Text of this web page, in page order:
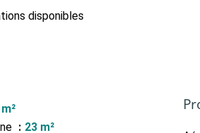
disponibles
23 m²